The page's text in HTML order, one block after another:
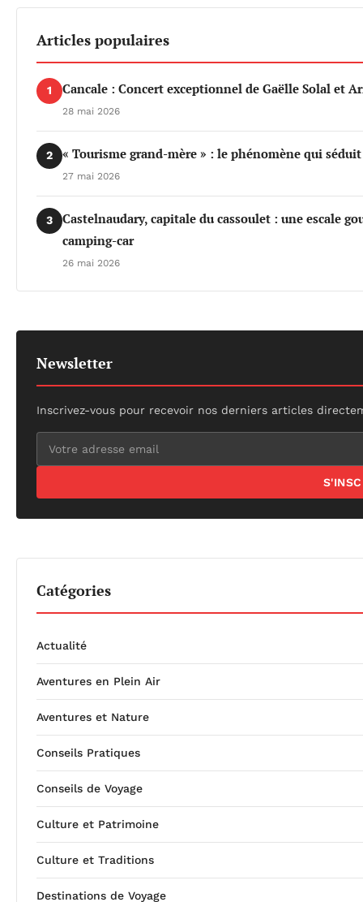
Articles populaires
1 Cancale : Concert exceptionnel de Gaëlle Solal et
28 mai 2026
2 « Tourisme grand-mère » : le phénomène qui
27 mai 2026
3
Castelnaudary, capitale du cassoulet : une escale
camping-car
26 mai 2026
Newsletter
Inscrivez-vous pour recevoir nos derniers articles
Catégories
Actualité
Aventures en Plein Air
Aventures et Nature
Conseils Pratiques
Conseils de Voyage
Culture et Patrimoine
Culture et Traditions
Destinations de Voyage